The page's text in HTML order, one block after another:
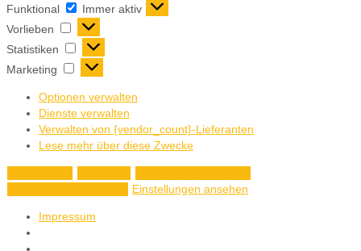
Funktional
Immer aktiv
Vorlieben
Statistiken
Marketing
Optionen verwalten
Dienste verwalten
Verwalten von {vendor_count}-Lieferanten
Lese mehr über diese Zwecke
Einstellungen ansehen
Impressum